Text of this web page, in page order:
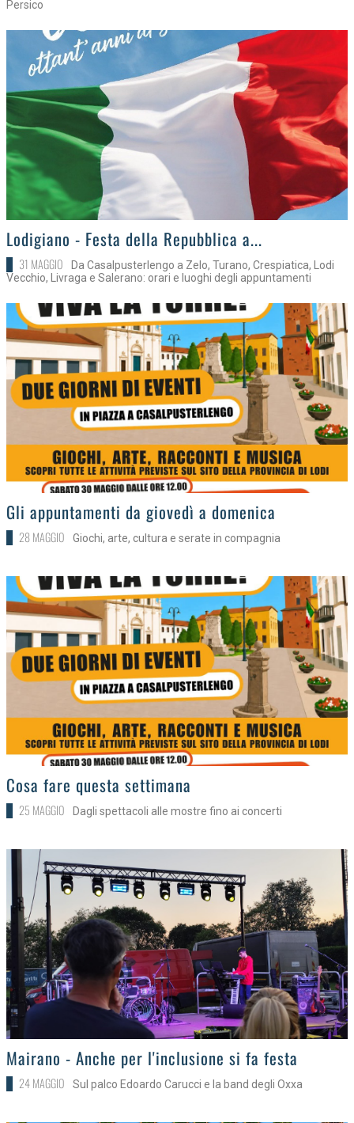
Persico
>Lodigiano - Festa della Repubblica a...
31 MAGGIO
Da Casalpusterlengo a Zelo, Turano, Crespiatica, Lodi
Vecchio, Livraga e Salerano: orari e luoghi degli appuntamenti
>
Gli appuntamenti da giovedì a domenica
28 MAGGIO Giochi, arte, cultura e serate in compagnia
>
Cosa fare questa settimana
25 MAGGIO Dagli spettacoli alle mostre fino ai concerti
>Mairano - Anche per l'inclusione si fa festa
24 MAGGIO Sul palco Edoardo Carucci e la band degli Oxxa